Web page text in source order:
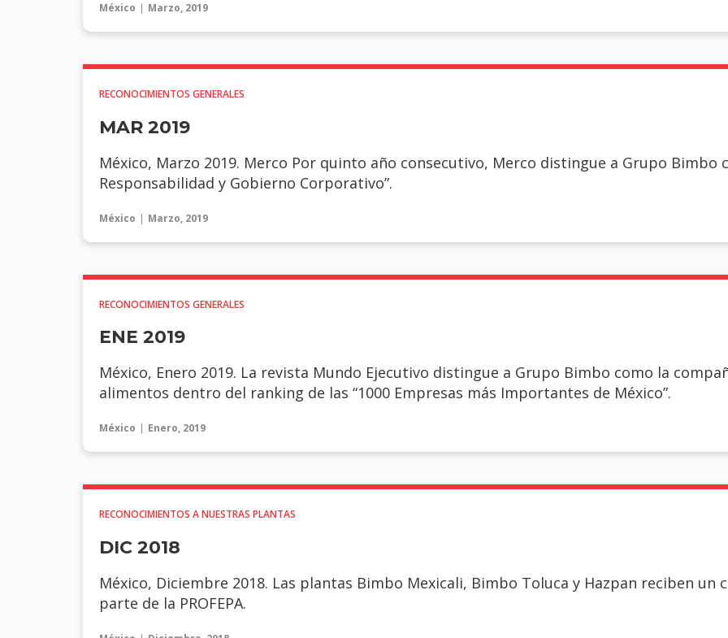
México Marzo, 2019
RECONOCIMIENTOS GENERALES
MAR 2019
México, Marzo 2019. Merco Por quinto año consecutivo, Merco distingue a Grupo Bimbo
Responsabilidad y Gobierno Corporativo”.
México Marzo, 2019
RECONOCIMIENTOS GENERALES
ENE 2019
México, Enero 2019. La revista Mundo Ejecutivo distingue a Grupo Bimbo como la
alimentos dentro del ranking de las “1000 Empresas más Importantes de México”.
México Enero, 2019
RECONOCIMIENTOS A NUESTRAS PLANTAS
DIC 2018
México, Diciembre 2018. Las plantas Bimbo Mexicali, Bimbo Toluca y Hazpan reciben
parte de la PROFEPA.